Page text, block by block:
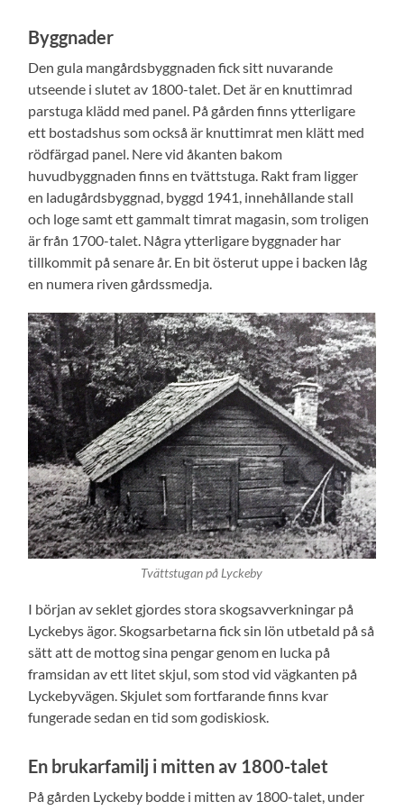
Byggnader
Den gula mangårdsbyggnaden fick sitt nuvarande
utseende i slutet av 1800-talet. Det är en knuttimrad
parstuga klädd med panel. På gården finns ytterligare
ett bostadshus som också är knuttimrat men klätt med
rödfärgad panel. Nere vid åkanten bakom
huvudbyggnaden finns en tvättstuga. Rakt fram ligger
en ladugårdsbyggnad, byggd 1941, innehållande stall
och loge samt ett gammalt timrat magasin, som troligen
är från 1700-talet. Några ytterligare byggnader har
tillkommit på senare år. En bit österut uppe i backen låg
en numera riven gårdssmedja.
Tvättstugan på Lyckeby
I början av seklet gjordes stora skogsavverkningar på
Lyckebys ägor. Skogsarbetarna fick sin lön utbetald på så
sätt att de mottog sina pengar genom en lucka på
framsidan av ett litet skjul, som stod vid vägkanten på
Lyckebyvägen. Skjulet som fortfarande finns kvar
fungerade sedan en tid som godiskiosk.
En brukarfamilj i mitten av 1800-talet
På gården Lyckeby bodde i mitten av 1800-talet, under